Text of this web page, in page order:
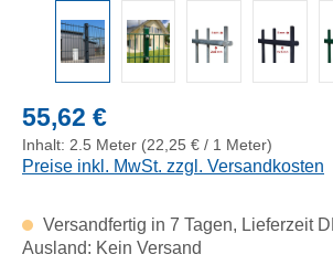
Regulärer Preis:
55,62 €
Inhalt: 2.5 Meter (22,25 € / 1 Meter)
Preise inkl. MwSt. zzgl. Versandkosten
Versandfertig in 7 Tagen, Lieferzeit
Ausland: Kein Versand